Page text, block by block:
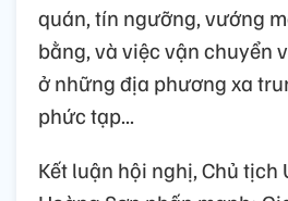
quán, tín ngưỡng, vướng
bằng, và việc vận chuyển
ở những địa phương xa
phức tạp...
Kết luận hội nghị, Chủ tịch